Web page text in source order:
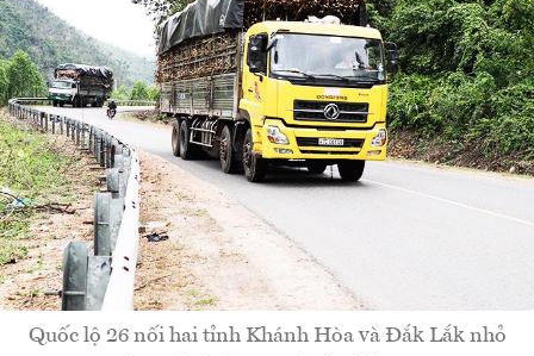
Quốc lộ 26 nối hai tỉnh Khánh Hòa và Đắk Lắk nhỏ